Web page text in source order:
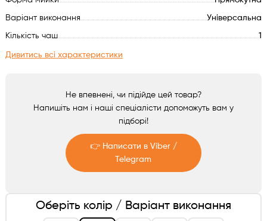
Аксесуари
Варіант виконання Універсальна
Кількість чаш 1
Дивитись всі характеристики
Не впевнені, чи підійде цей товар?
Напишіть нам і наші спеціалісти допоможуть вам у
підборі!
👉 Написати в Viber /
Telegram
Viber
Оберіть колір / Варіант виконання